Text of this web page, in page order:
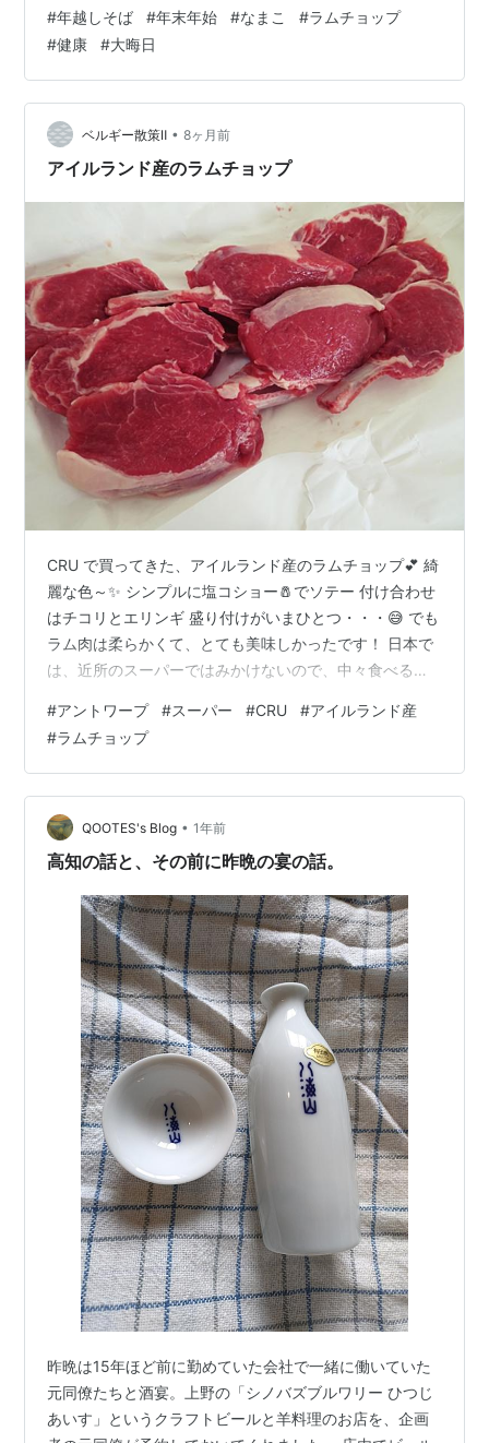
して 昆布で出汁をとってお酒・醤油に塩少々… 練り物が
入らないとコクがでないので、ブログ拝見を参考にウィ
ンナin 洋風おでん🍢あっさりと美味しかったです 紅白な
どTVを見ながら11時過ぎに交代でお風呂に入って、 年越
しそばの準備です 2025年は鴨汁五割そばとあい鴨しゃぶ
しゃぶ用肉を用意…
#年越しそば #年末年始 #なまこ #ラムチョップ
#健康 #大晦日
ベルギー散策Ⅱ • 8ヶ月前
アイルランド産のラムチョップ
CRU で買ってきた、アイルランド産のラムチョップ💕 綺
麗な色～✨ シンプルに塩コショー🧂でソテー 付け合わせ
はチコリとエリンギ 盛り付けがいまひとつ・・・😅 でも
ラム肉は柔らかくて、とても美味しかったです！ 日本で
は、近所のスーパーではみかけないので、中々食べる機
#アントワープ #スーパー #CRU #アイルランド産
#ラムチョップ
QOOTES's Blog • 1年前
高知の話と、その前に昨晩の宴の話。
昨晩は15年ほど前に勤めていた会社で一緒に働いていた
元同僚たちと酒宴。上野の「シノバズブルワリー ひつじ
あいす」というクラフトビールと羊料理のお店を、企画